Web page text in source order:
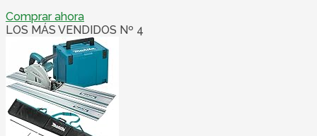
Comprar ahora
LOS MÁS VENDIDOS Nº 4